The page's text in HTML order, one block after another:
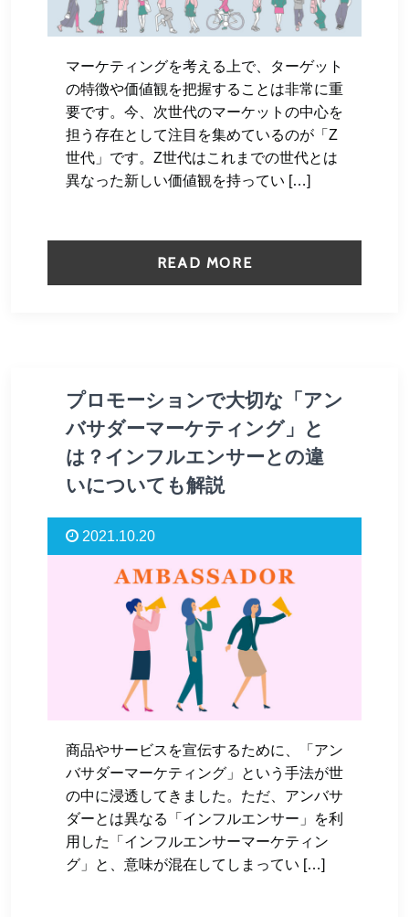
マーケティングを考える上で、ターゲット
の特徴や価値観を把握することは非常に重
要です。今、次世代のマーケットの中心を
担う存在として注目を集めているのが「Z
世代」です。Z世代はこれまでの世代とは
異なった新しい価値観を持ってい […]
READ MORE
プロモーションで大切な「アン
バサダーマーケティング」と
は？インフルエンサーとの違
いについても解説
2021.10.20
商品やサービスを宣伝するために、「アン
バサダーマーケティング」という手法が世
の中に浸透してきました。ただ、アンバサ
ダーとは異なる「インフルエンサー」を利
用した「インフルエンサーマーケティン
グ」と、意味が混在してしまってい […]